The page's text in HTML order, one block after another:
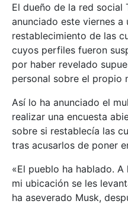
El dueño de la red social
anunciado este viernes a
restablecimiento de las
cuyos perfiles fueron
por haber revelado
personal sobre el propio
Así lo ha anunciado el
realizar una encuesta
sobre si restablecía las
tras acusarlos de poner
«El pueblo ha hablado.
mi ubicación se les
ha aseverado Musk,